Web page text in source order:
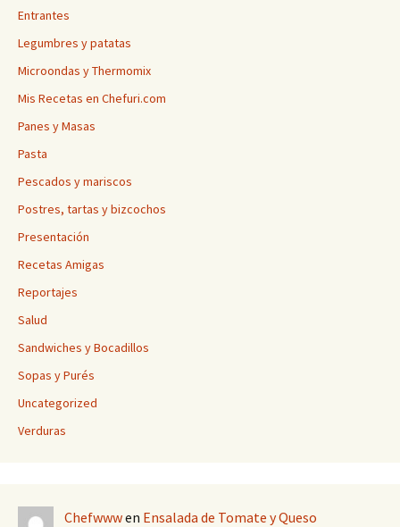
Entrantes
Legumbres y patatas
Microondas y Thermomix
Mis Recetas en Chefuri.com
Panes y Masas
Pasta
Pescados y mariscos
Postres, tartas y bizcochos
Presentación
Recetas Amigas
Reportajes
Salud
Sandwiches y Bocadillos
Sopas y Purés
Uncategorized
Verduras
Chefwwwen Ensalada de Tomate y Queso